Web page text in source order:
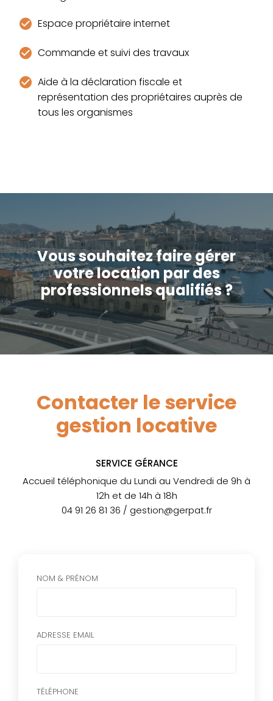
Espace propriétaire internet
Commande et suivi des travaux
Aide à la déclaration fiscale et
représentation des propriétaires auprès de
tous les organismes
Vous souhaitez faire gérer
votre location par des
professionnels qualifiés ?
Contacter le service
gestion locative
SERVICE GÉRANCE
Accueil téléphonique du Lundi au Vendredi de 9h à
12h et de 14h à 18h
04 91 26 81 36 / gestion@gerpat.fr
NOM & PRÉNOM
ADRESSE EMAIL
TÉLÉPHONE